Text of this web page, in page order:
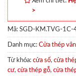
>
Mã: SGD-KM.TVG-1C-
Danh mục: Cửa thép
Từ khóa: cửa sổ, cửa
cư, cửa thép gỗ, cửa